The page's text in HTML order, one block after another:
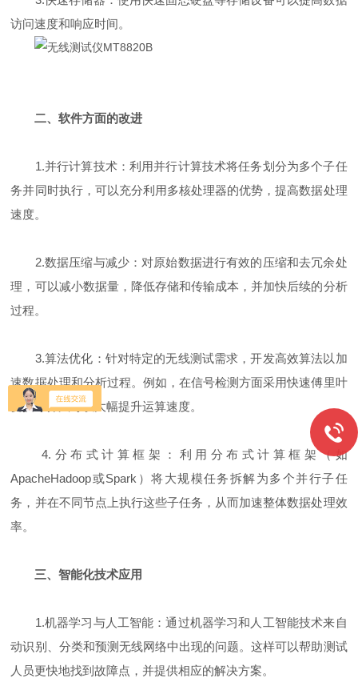
访问速度和响应时间。
二、软件方面的改进
1.并行计算技术：利用并行计算技术将任务划分为多个子任
务并同时执行，可以充分利用多核处理器的优势，提高数据处理
速度。
2.数据压缩与减少：对原始数据进行有效的压缩和去冗余处
理，可以减小数据量，降低存储和传输成本，并加快后续的分析
过程。
3.算法优化：针对特定的无线测试需求，开发高效算法以加
速数据处理和分析过程。例如，在信号检测方面采用快速傅里叶
变换等算法可以大幅提升运算速度。
4.分布式计算框架：利用分布式计算框架（如
ApacheHadoop或Spark）将大规模任务拆解为多个并行子任
务，并在不同节点上执行这些子任务，从而加速整体数据处理效
率。
三、智能化技术应用
1.机器学习与人工智能：通过机器学习和人工智能技术来自
动识别、分类和预测无线网络中出现的问题。这样可以帮助测试
人员更快地找到故障点，并提供相应的解决方案。